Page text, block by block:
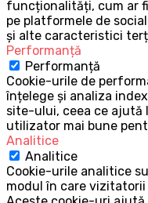
funcționalități, cum ar
pe platformele de
și alte caracteristici
Performanță
Performanță
Cookie-urile de
înțelege și analiza
site-ului, ceea ce ajută
utilizator mai bune
Analitice
Analitice
Cookie-urile analitice
modul în care